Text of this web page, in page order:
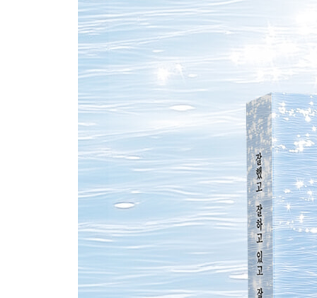
그건 사랑이 아닐 수도 있었다 157
기대면 추락 위험 159
어땠을까 161
그러니까 사랑이 온다 162
- 사랑하는 나의 엄마에게 -
엄마는 아직도 나를 키우고 계셔요 166
된장찌개 168
조성아 씨 170
4. 나 자신을 지키기
당신을 일으키는 문장이 어딘가에 있다
중요한 건 꾸준한 자기다움이다 178
마음먹은 대로 그런 사람이 된다 181
내가 해낸 것이다 186